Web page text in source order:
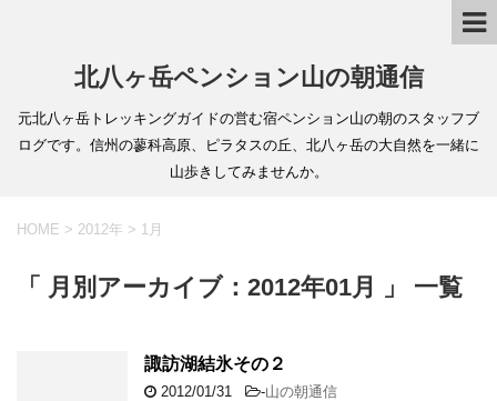
北八ヶ岳ペンション山の朝通信
元北八ヶ岳トレッキングガイドの営む宿ペンション山の朝のスタッフブ
ログです。信州の蓼科高原、ピラタスの丘、北八ヶ岳の大自然を一緒に
山歩きしてみませんか。
HOME > 2012年 > 1月
「 月別アーカイブ：2012年01月 」 一覧
諏訪湖結氷その２
2012/01/31 -山の朝通信